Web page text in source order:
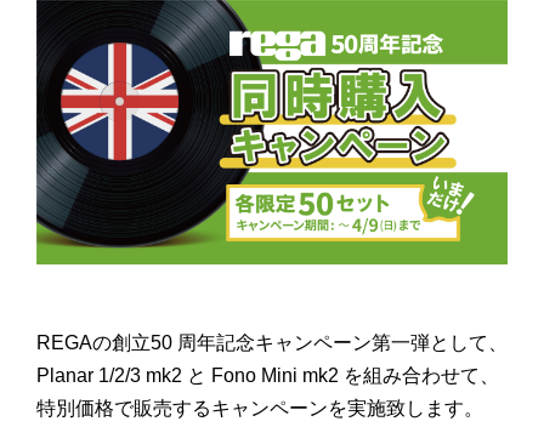
REGAの創立50 周年記念キャンペーン第一弾として、
Planar 1/2/3 mk2 と Fono Mini mk2 を組み合わせて、
特別価格で販売するキャンペーンを実施致します。